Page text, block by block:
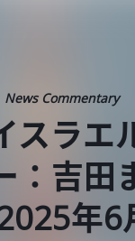
News Commentary
スラ
：吉田
年6